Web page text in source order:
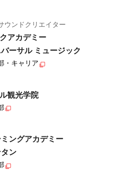
ウンドクリエイター
アカデミー
ーサル ミュージック
・キャリア
観光学院
ングアカデミー
ン